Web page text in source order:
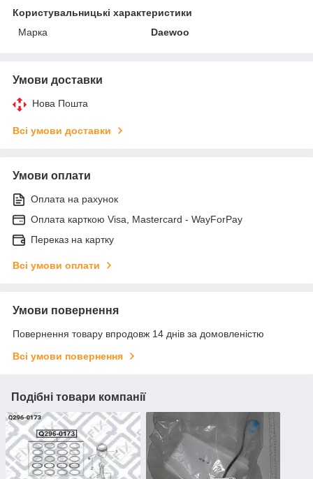
Користувальницькі характеристики
Марка
Daewoo
Умови доставки
Нова Пошта
Всі умови доставки
Умови оплати
Оплата на рахунок
Оплата карткою Visa, Mastercard - WayForPay
Переказ на картку
Всі умови оплати
Умови повернення
Повернення товару впродовж 14 днів за домовленістю
Всі умови повернення
Подібні товари компанії